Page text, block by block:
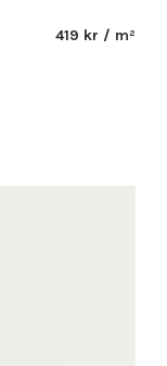
419 kr / m²